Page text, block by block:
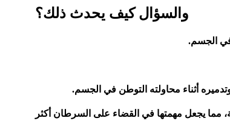
والسؤال كيف يحدث ذلك؟
في الجسم.
مما يجعل مهمتها في القضاء على السرطان أكثر